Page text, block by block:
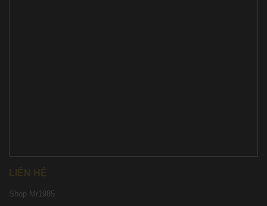
LIÊN HỆ
Shop Mr1985